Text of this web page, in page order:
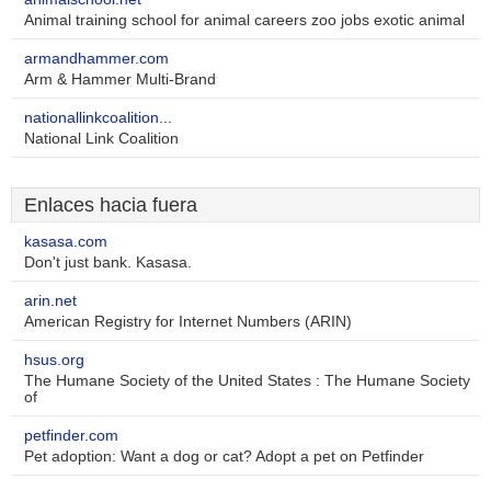
Animal training school for animal careers zoo jobs exotic animal
armandhammer.com
Arm & Hammer Multi-Brand
nationallinkcoalition...
National Link Coalition
Enlaces hacia fuera
kasasa.com
Don't just bank. Kasasa.
arin.net
American Registry for Internet Numbers (ARIN)
hsus.org
The Humane Society of the United States : The Humane Society
of
petfinder.com
Pet adoption: Want a dog or cat? Adopt a pet on Petfinder